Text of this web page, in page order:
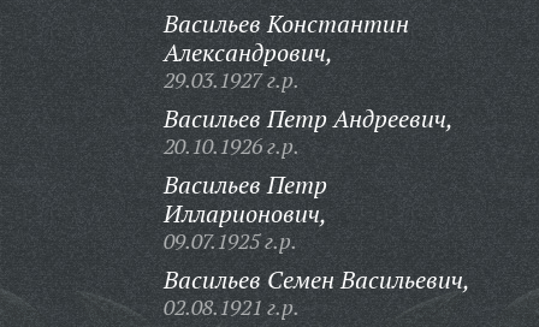
Васильев Константин
Александрович,
29.03.1927 г.р.
Васильев Петр Андреевич,
20.10.1926 г.р.
Васильев Петр
Илларионович,
09.07.1925 г.р.
Васильев Семен Васильевич,
02.08.1921 г.р.